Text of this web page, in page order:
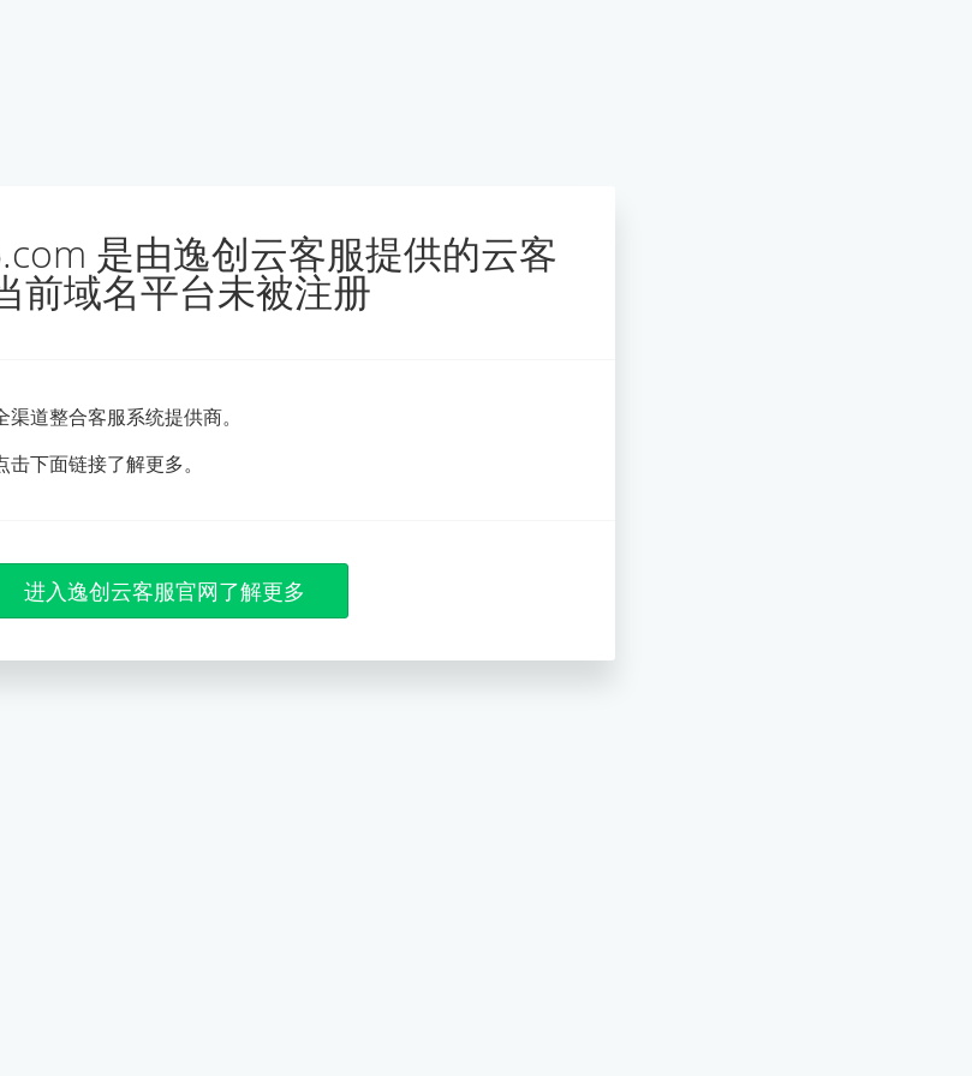
是由逸创云客服提供的云客
前域名平台未被注册
道整合客服系统提供商。
下面链接了解更多。
进入逸创云客服官网了解更多